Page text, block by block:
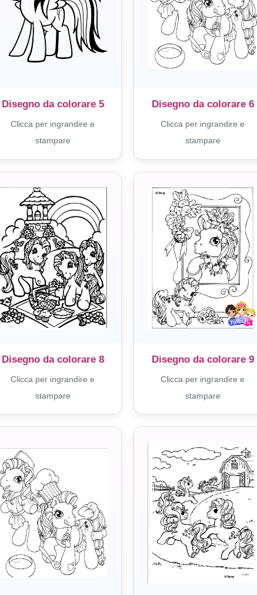
Disegno da colorare 5
Clicca per ingrandire e
stampare
Disegno da colorare 6
Clicca per ingrandire e
stampare
Disegno da colorare 8
Clicca per ingrandire e
stampare
Disegno da colorare 9
Clicca per ingrandire e
stampare